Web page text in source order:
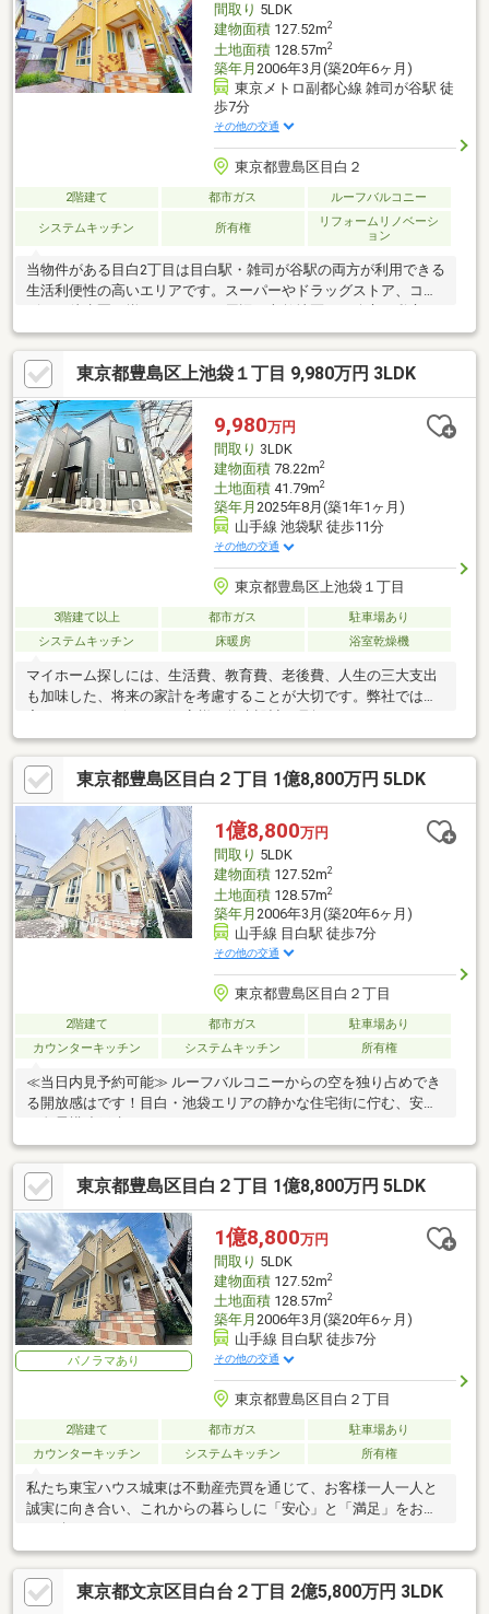
間取り 5LDK
建物面積127.52m2
土地面積128.57m2
築年月 2006年3月(築20年6ヶ月)
東京メトロ副都心線 雑司が谷駅 徒
歩7分
その他の交通
東京都豊島区目白２
2階建て 都市ガス ルーフバルコニー
システムキッチン 所有権
リフォームリノベーシ
ョン
当物件がある目白2丁目は目白駅・雑司が谷駅の両方が利用できる
生活利便性の高いエリアです。スーパーやドラッグストア、コン
もに教育施設が充実しており、教育環境と住環境も魅力です。間
取はゆとりの5LDK、各室に収納を備え、屋上にはルーフバルコニ
ーもあり、お洗濯物もよく乾きます。現在空室となっており、ご
内覧はお気軽にお申し付けください。リフォームも当社グループ
会社の「小田急ハウジング」にて承ります！【ライフインフォメ
ーション】・複合商業施設トラッド目白・・・約500ｍ・ココカ
ラファイン 目白店・・・約650ｍ 他
東京都豊島区上池袋１丁目 9,980万円 3LDK
9,980万円
間取り 3LDK
建物面積78.22m2
土地面積41.79m2
築年月 2025年8月(築1年1ヶ月)
山手線 池袋駅 徒歩11分
その他の交通
東京都豊島区上池袋１丁目
3階建て以上 都市ガス
駐車場あり
システムキッチン
床暖房 浴室乾燥機
マイホーム探しには、生活費、教育費、老後費、人生の三大支出
も加味した、将来の家計を考慮することが大切です。弊社では住
ングを実施します。
東京都豊島区目白２丁目 1億8,800万円 5LDK
1億8,800万円
間取り 5LDK
建物面積127.52m2
土地面積128.57m2
築年月 2006年3月(築20年6ヶ月)
山手線 目白駅 徒歩7分
その他の交通
東京都豊島区目白２丁目
2階建て 都市ガス
駐車場あり
カウンターキッチン
システムキッチン 所有権
≪当日内見予約可能≫ ルーフバルコニーからの空を独り占めでき
る開放感はです！目白・池袋エリアの静かな住宅街に佇む、安心
東京都豊島区目白２丁目 1億8,800万円 5LDK
パノラマあり
1億8,800万円
間取り 5LDK
建物面積127.52m2
土地面積128.57m2
築年月 2006年3月(築20年6ヶ月)
山手線 目白駅 徒歩7分
その他の交通
東京都豊島区目白２丁目
2階建て 都市ガス
駐車場あり
カウンターキッチン
システムキッチン 所有権
私たち東宝ハウス城東は不動産売買を通じて、お客様一人一人と
誠実に向き合い、これからの暮らしに「安心」と「満足」をお届
東京都文京区目白台２丁目 2億5,800万円 3LDK